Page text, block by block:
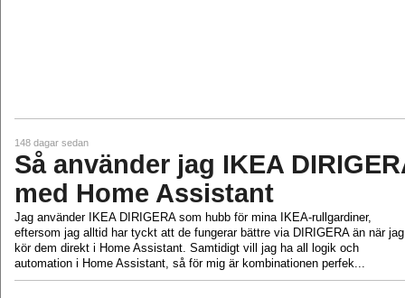
148 dagar sedan
Så använder jag IKEA
med Home Assistant
Jag använder IKEA DIRIGERA som hubb för mina IKEA‑rullgardiner,
eftersom jag alltid har tyckt att de fungerar bättre via DIRIGERA än när jag
kör dem direkt i Home Assistant. Samtidigt vill jag ha all logik och
automation i Home Assistant, så för mig är kombinationen perfek...